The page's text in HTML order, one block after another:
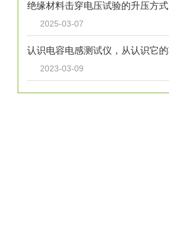
绝缘材料击穿电压试验的升压方式
2025-03-07
2023-03-09